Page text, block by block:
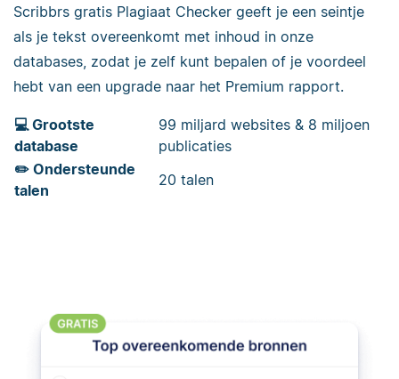
Scribbrs gratis Plagiaat Checker geeft je een seintje
als je tekst overeenkomt met inhoud in onze
databases, zodat je zelf kunt bepalen of je voordeel
hebt van een upgrade naar het Premium rapport.
💻 Grootste
database
99 miljard websites & 8 miljoen
publicaties
✏️ Ondersteunde
talen
20 talen